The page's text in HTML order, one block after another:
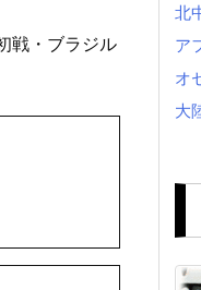
戦・ブラジル
北
ア
オ
大